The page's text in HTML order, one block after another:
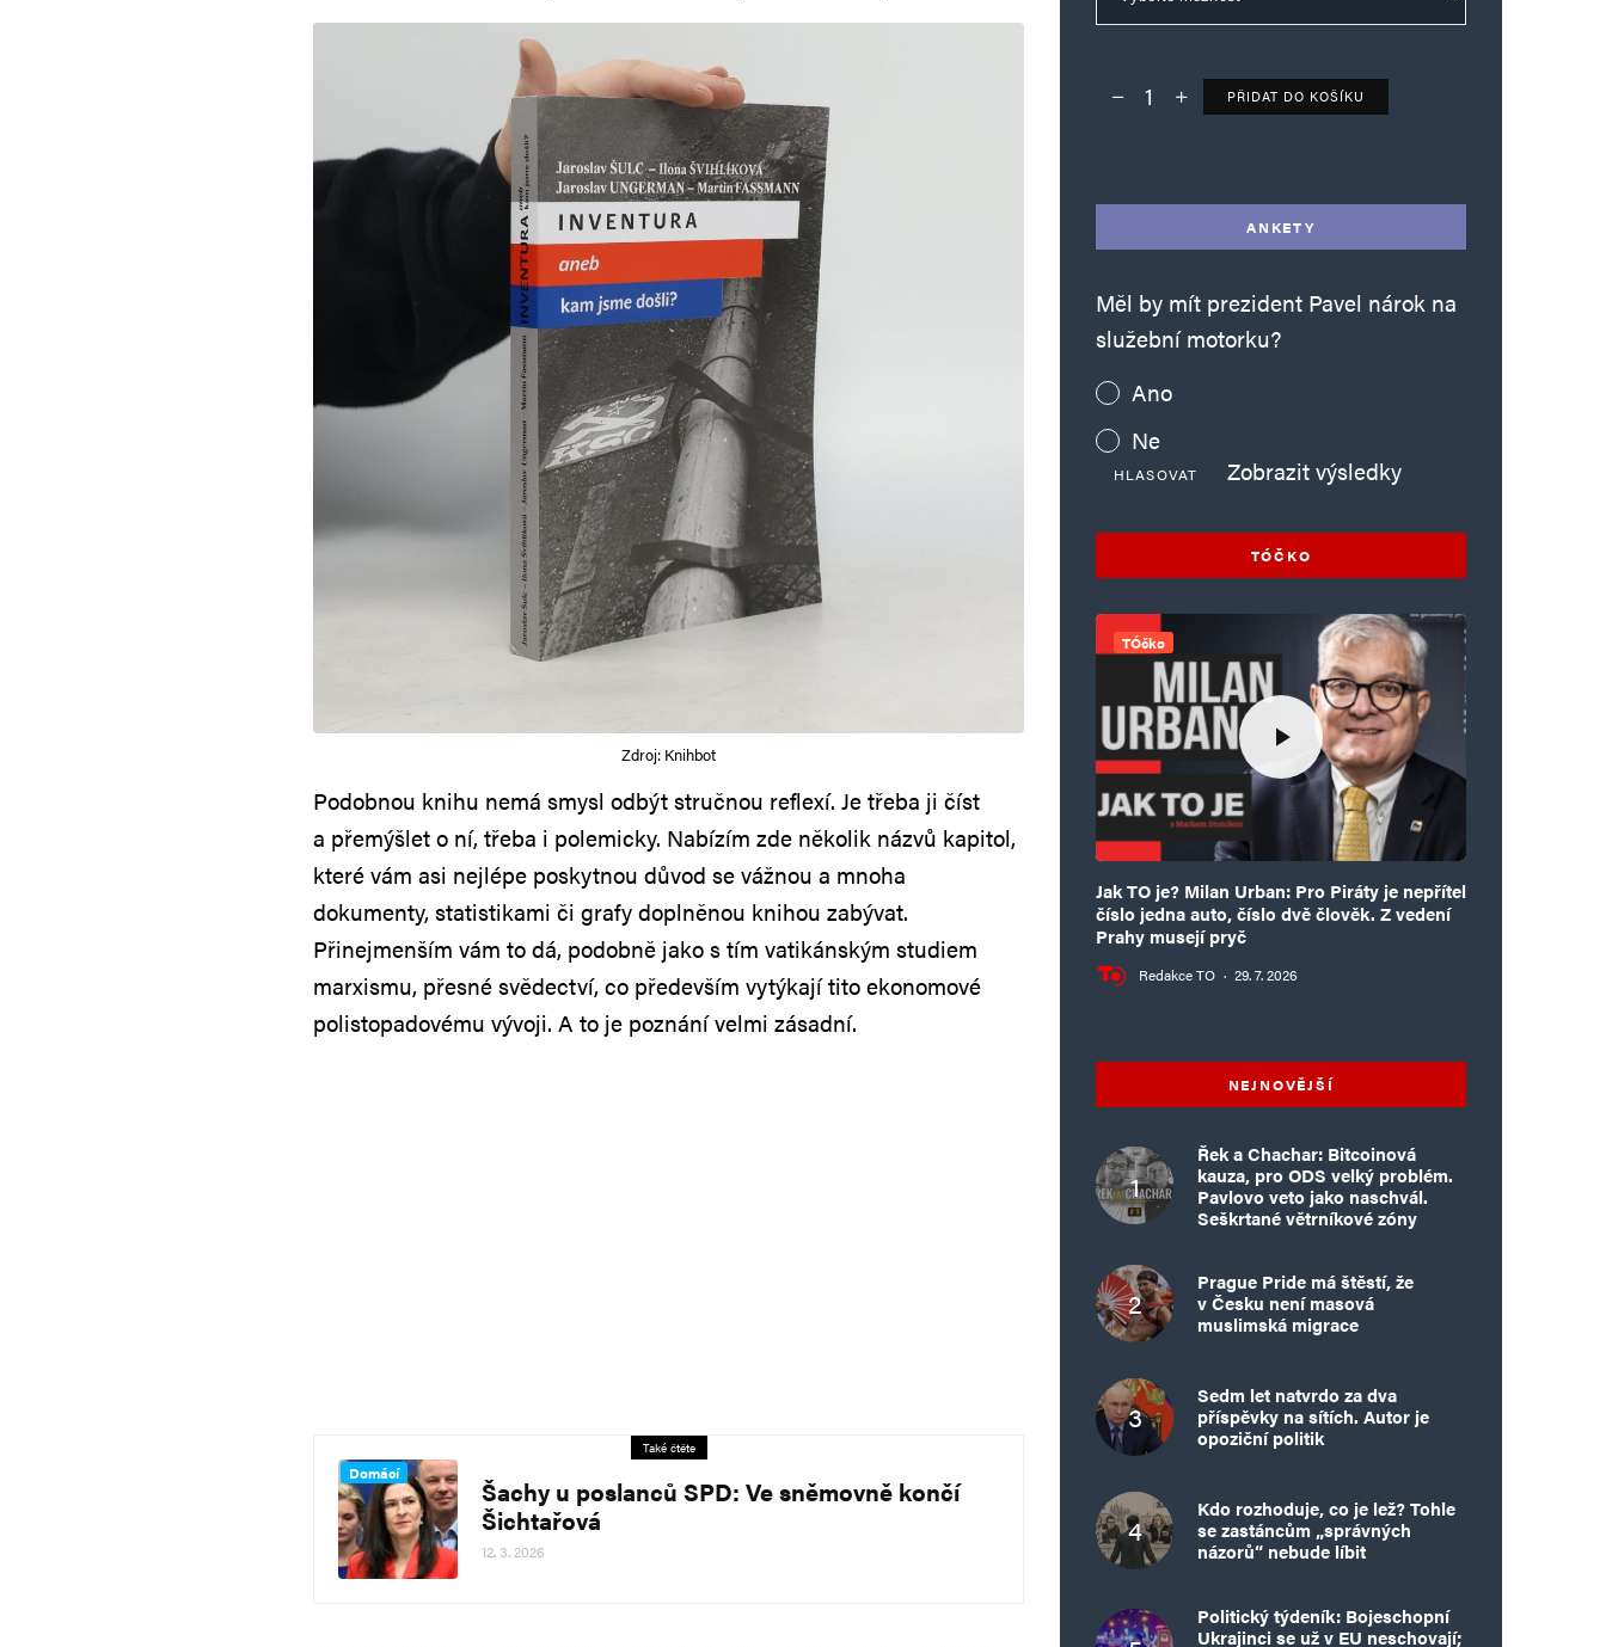
Zdroj: Knihbot
Podobnou knihu nemá smysl odbýt stručnou reflexí. Je třeba ji číst
a přemýšlet o ní, třeba i polemicky. Nabízím zde několik názvů kapitol,
které vám asi nejlépe poskytnou důvod se vážnou a mnoha
dokumenty, statistikami či grafy doplněnou knihou zabývat.
Přinejmenším vám to dá, podobně jako s tím vatikánským studiem
marxismu, přesné svědectví, co především vytýkají tito ekonomové
polistopadovému vývoji. A to je poznání velmi zásadní.
Také čtěte
Domácí
Šachy u poslanců SPD: Ve sněmovně končí
Šichtařová
12. 3. 2026
Deník TO – verze bez reklam množství
PŘIDAT DO KOŠÍKU
ANKETY
Měl by mít prezident Pavel nárok na
služební motorku?
Ano
Ne
HLASOVAT Zobrazit výsledky
TÓČKO
TÓčko
Jak TO je? Milan Urban: Pro Piráty je nepřítel
číslo jedna auto, číslo dvě člověk. Z vedení
Prahy musejí pryč
Redakce TO · 29. 7. 2026
NEJNOVĚJŠÍ
Řek a Chachar: Bitcoinová
kauza, pro ODS velký problém.
Pavlovo veto jako naschvál.
Seškrtané větrníkové zóny
Prague Pride má štěstí, že
v Česku není masová
muslimská migrace
Sedm let natvrdo za dva
příspěvky na sítích. Autor je
opoziční politik
Kdo rozhoduje, co je lež? Tohle
se zastáncům „správných
názorů“ nebude líbit
Politický týdeník: Bojeschopní
Ukrajinci se už v EU neschovají;